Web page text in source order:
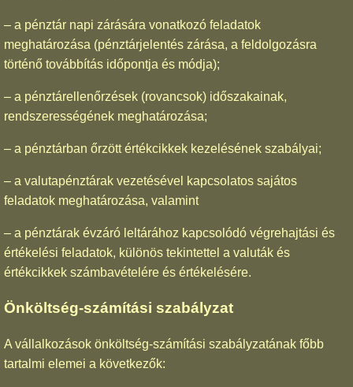
– a pénztár napi zárására vonatkozó feladatok
meghatározása (pénztárjelentés zárása, a feldolgozásra
történő továbbítás időpontja és módja);
– a pénztárellenőrzések (rovancsok) időszakainak,
rendszerességének meghatározása;
– a pénztárban őrzött értékcikkek kezelésének szabályai;
– a valutapénztárak vezetésével kapcsolatos sajátos
feladatok meghatározása, valamint
– a pénztárak évzáró leltárához kapcsolódó végrehajtási és
értékelési feladatok, különös tekintettel a valuták és
értékcikkek számbavételére és értékelésére.
Önköltség-számítási szabályzat
A vállalkozások önköltség-számítási szabályzatának főbb
tartalmi elemei a következők: